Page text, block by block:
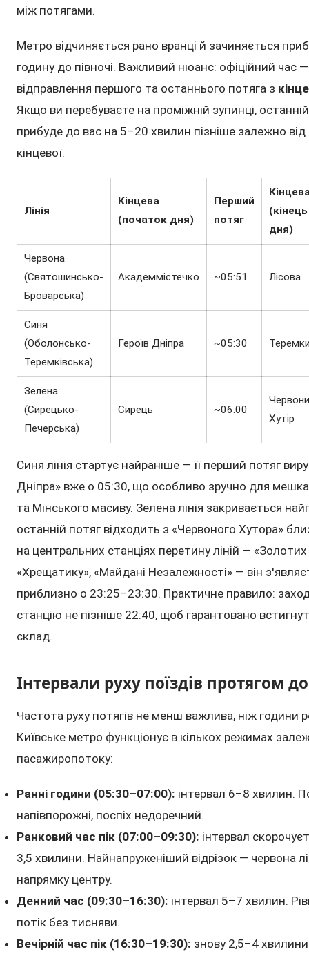
між потягами.
Метро відчиняється рано вранці й зачиняється
годину до півночі. Важливий нюанс: офіційний час
відправлення першого та останнього потяга з
Якщо ви перебуваєте на проміжній зупинці,
прибуде до вас на 5–20 хвилин пізніше залежно від
кінцевої.
Лінія
Кінцева
(початок дня)
Перший
потяг
(кінець
дня)
Червона
(Святошинсько-
Броварська)
Академмістечко ~05:51 Лісова
Синя
(Оболонсько-
Теремківська)
Героїв Дніпра ~05:30
Зелена
(Сирецько-
Печерська)
Сирець ~06:00
Хутір
Синя лінія стартує найраніше — її перший потяг
Дніпра» вже о 05:30, що особливо зручно для
та Мінського масиву. Зелена лінія закривається
останній потяг відходить з «Червоного Хутора»
на центральних станціях перетину ліній —
«Хрещатику», «Майдані Незалежності» — він
приблизно о 23:25–23:30. Практичне правило:
станцію не пізніше 22:40, щоб гарантовано
склад.
Інтервали руху поїздів протягом
Частота руху потягів не менш важлива, ніж години
Київське метро функціонує в кількох режимах
пасажиропотоку:
Ранні години (05:30–07:00): інтервал 6–8 хвилин.
напівпорожні, поспіх недоречний.
Ранковий час пік (07:00–09:30): інтервал
3,5 хвилини. Найнапруженіший відрізок — червона
напрямку центру.
Денний час (09:30–16:30): інтервал 5–7 хвилин.
потік без тисняви.
Вечірній час пік (16:30–19:30): знову 2,5–4